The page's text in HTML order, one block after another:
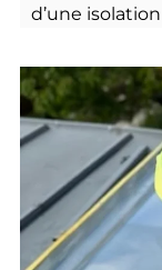
d’une